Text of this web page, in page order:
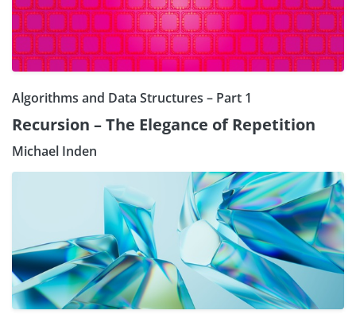
Algorithms and Data Structures – Part 1
Recursion – The Elegance of Repetition
Michael Inden